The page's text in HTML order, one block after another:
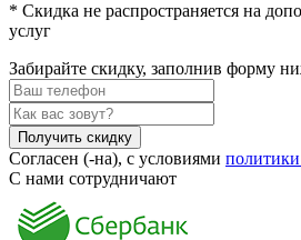
* Скидка не распространяется на
услуг
Забирайте скидку, заполнив форму
Получить скидку
Согласен (-на), с условиями
С нами сотрудничают